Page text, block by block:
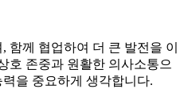
함께 협업하여 더 큰 발전을 이
호 존중과 원활한 의사소통으
을 중요하게 생각합니다.